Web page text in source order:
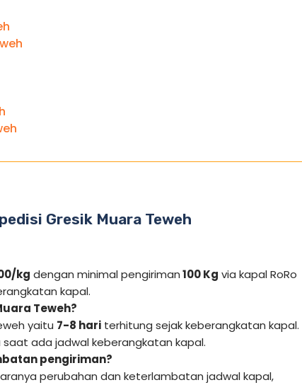
Gresik Muara Teweh
kg dengan minimal pengiriman100 Kg via kapal RoRo
kapal.
Teweh?
yaitu 7-8 hari terhitung sejak keberangkatan kapal.
ada jadwal keberangkatan kapal.
pengiriman?
perubahan dan keterlambatan jadwal kapal,